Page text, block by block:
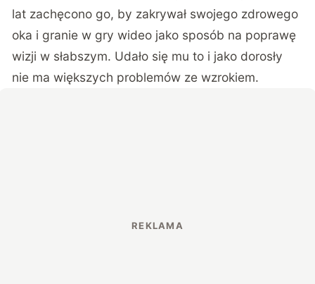
lat zachęcono go, by zakrywał swojego zdrowego
oka i granie w gry wideo jako sposób na poprawę
wizji w słabszym. Udało się mu to i jako dorosły
nie ma większych problemów ze wzrokiem.